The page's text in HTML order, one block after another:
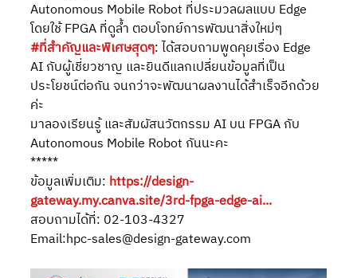
Autonomous Mobile Robot ที่ประมวลผลแบบ Edge
โดยใช้ FPGA ที่ดูล้ำ ตอบโจทย์การพัฒนาสิ่งใหม่ๆ
#ที่สำคัญและพิเศษสุดๆ: ได้สอบถามพูดคุยเรื่อง Edge
AI กับผู้เชี่ยวชาญ และยินดีแลกเปลี่ยนข้อมูลที่เป็น
ประโยชน์ต่อกัน จนกว่าจะพัฒนาผลงานได้สำเร็จอีกด้วย
ค่ะ
มาลองเรียนรู้ และสัมผัสนวัตกรรม AI บน FPGA กับ
Autonomous Mobile Robot กันนะคะ
*****
ข้อมูลเพิ่มเติม: https://design-
gateway.my.canva.site/3rd-fpga-edge-ai...
สอบถามได้ที่: 02-103-4327
Email:hpc-sales@design-gateway.com